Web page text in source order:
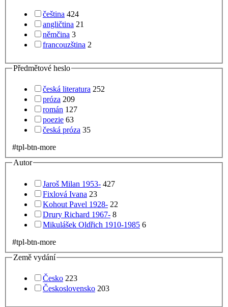
čeština 424
angličtina 21
němčina 3
francouzština 2
Předmětové heslo
česká literatura 252
próza 209
román 127
poezie 63
česká próza 35
#tpl-btn-more
Autor
Jaroš Milan 1953- 427
Fixlová Ivana 23
Kohout Pavel 1928- 22
Drury Richard 1967- 8
Mikulášek Oldřich 1910-1985 6
#tpl-btn-more
Země vydání
Česko 223
Československo 203